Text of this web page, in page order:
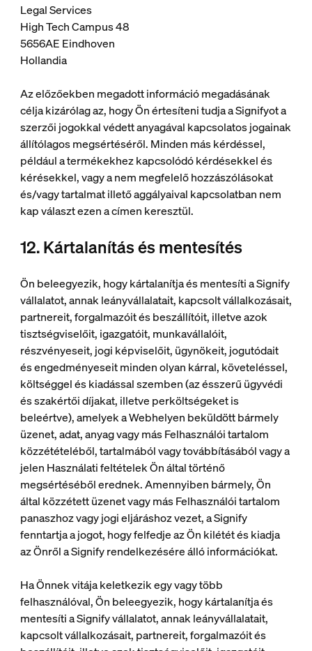
Legal Services
High Tech Campus 48
5656AE Eindhoven
Hollandia
Az előzőekben megadott információ megadásának
célja kizárólag az, hogy Ön értesíteni tudja a Signifyot a
szerzői jogokkal védett anyagával kapcsolatos jogainak
állítólagos megsértéséről. Minden más kérdéssel,
például a termékekhez kapcsolódó kérdésekkel és
kérésekkel, vagy a nem megfelelő hozzászólásokat
és/vagy tartalmat illető aggályaival kapcsolatban nem
kap választ ezen a címen keresztül.
12. Kártalanítás és mentesítés
Ön beleegyezik, hogy kártalanítja és mentesíti a Signify
vállalatot, annak leányvállalatait, kapcsolt vállalkozásait,
partnereit, forgalmazóit és beszállítóit, illetve azok
tisztségviselőit, igazgatóit, munkavállalóit,
részvényeseit, jogi képviselőit, ügynökeit, jogutódait
és engedményeseit minden olyan kárral, követeléssel,
költséggel és kiadással szemben (az ésszerű ügyvédi
és szakértői díjakat, illetve perköltségeket is
beleértve), amelyek a Webhelyen beküldött bármely
üzenet, adat, anyag vagy más Felhasználói tartalom
közzétételéből, tartalmából vagy továbbításából vagy a
jelen Használati feltételek Ön által történő
megsértéséből erednek. Amennyiben bármely, Ön
által közzétett üzenet vagy más Felhasználói tartalom
panaszhoz vagy jogi eljáráshoz vezet, a Signify
fenntartja a jogot, hogy felfedje az Ön kilétét és kiadja
az Önről a Signify rendelkezésére álló információkat.
Ha Önnek vitája keletkezik egy vagy több
felhasználóval, Ön beleegyezik, hogy kártalanítja és
mentesíti a Signify vállalatot, annak leányvállalatait,
kapcsolt vállalkozásait, partnereit, forgalmazóit és